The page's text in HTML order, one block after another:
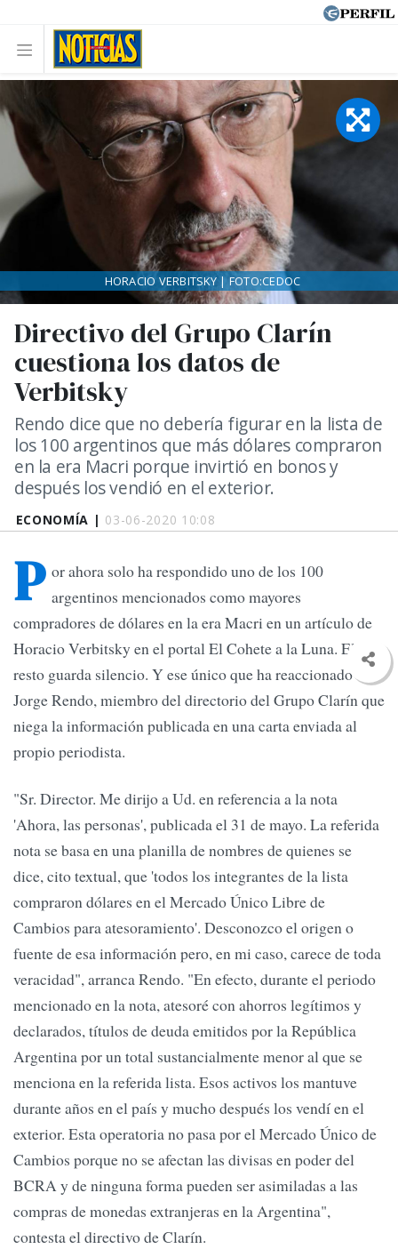
ECONOMÍA | 03-06-2020 10:08
Directivo del Grupo Clarín
cuestiona los datos de
Verbitsky
Rendo dice que no debería figurar en la lista de
los 100 argentinos que más dólares compraron
en la era Macri porque invirtió en bonos y
después los vendió en el exterior.
HORACIO VERBITSKY | FOTO:CEDOC
P or ahora solo ha respondido uno de los 100
argentinos mencionados como mayores
compradores de dólares en la era Macri en un artículo de
Horacio Verbitsky en el portal El Cohete a la Luna. El
resto guarda silencio. Y ese único que ha reaccionado es
Jorge Rendo, miembro del directorio del Grupo Clarín que
niega la información publicada en una carta enviada al
propio periodista.
"Sr. Director. Me dirijo a Ud. en referencia a la nota
'Ahora, las personas', publicada el 31 de mayo. La referida
nota se basa en una planilla de nombres de quienes se
dice, cito textual, que 'todos los integrantes de la lista
compraron dólares en el Mercado Único Libre de
Cambios para atesoramiento'. Desconozco el origen o
fuente de esa información pero, en mi caso, carece de toda
veracidad", arranca Rendo. "En efecto, durante el periodo
mencionado en la nota, atesoré con ahorros legítimos y
declarados, títulos de deuda emitidos por la República
Argentina por un total sustancialmente menor al que se
menciona en la referida lista. Esos activos los mantuve
durante años en el país y mucho después los vendí en el
exterior. Esta operatoria no pasa por el Mercado Único de
Cambios porque no se afectan las divisas en poder del
BCRA y de ninguna forma pueden ser asimiladas a las
compras de monedas extranjeras en la Argentina",
contesta el directivo de Clarín.